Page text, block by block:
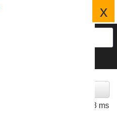
x
3 ms